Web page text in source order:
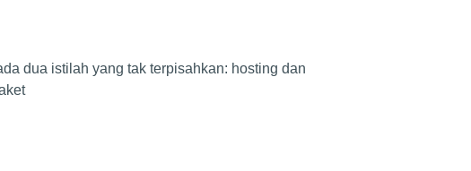
dua istilah yang tak terpisahkan: hosting dan